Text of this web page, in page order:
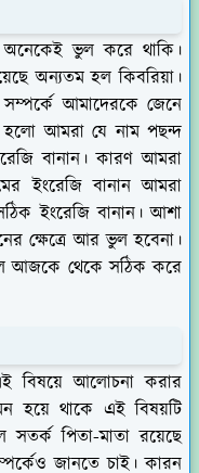
অনেকেই ভুল করে থাকি।
অন্যতম হল কিবরিয়া।
আমাদেরকে জেনে
আমরা যে নাম পছন্দ
বানান। কারণ আমরা
ইংরেজি বানান আমরা
ইংরেজি বানান। আশা
ক্ষেত্রে আর ভুল হবেনা।
আজকে থেকে সঠিক করে
বিষয়ে আলোচনা করার
হয়ে থাকে এই বিষয়টি
পিতা-মাতা রয়েছে
জানতে চাই। কারন